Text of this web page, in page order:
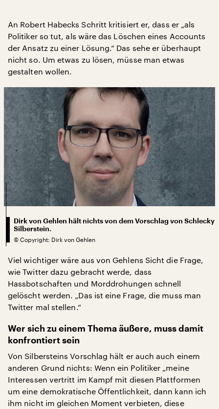
An Robert Habecks Schritt kritisiert er, dass er „als
Politiker so tut, als wäre das Löschen eines Accounts
der Ansatz zu einer Lösung.“ Das sehe er überhaupt
nicht so. Um etwas zu lösen, müsse man etwas
gestalten wollen.
Dirk von Gehlen hält nichts von dem Vorschlag von Schlecky
Silberstein.
© Copyright: Dirk von Gehlen
Viel wichtiger wäre aus von Gehlens Sicht die Frage,
wie Twitter dazu gebracht werde, dass
Hassbotschaften und Morddrohungen schnell
gelöscht werden. „Das ist eine Frage, die muss man
Twitter mal stellen.“
Wer sich zu einem Thema äußere, muss damit
konfrontiert sein
Von Silbersteins Vorschlag hält er auch auch einem
anderen Grund nichts: Wenn ein Politiker „meine
Interessen vertritt im Kampf mit diesen Plattformen
um eine demokratische Öffentlichkeit, dann kann ich
ihm nicht im gleichen Moment verbieten, diese